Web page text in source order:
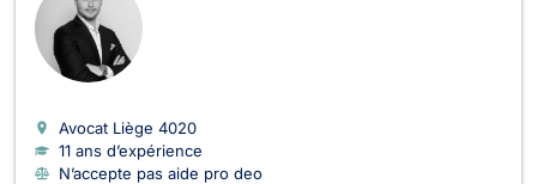
Avocat Liège 4020
11 ans d’expérience
N’accepte pas aide pro deo